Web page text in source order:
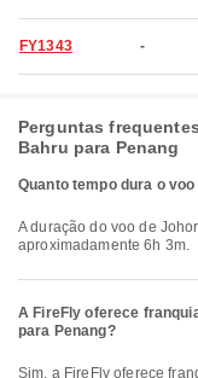
FY1343 -
Perguntas
Bahru para Penang
Quanto tempo dura o
A duração do voo de Johor Bahru para Penang com a FireFly é de
aproximadamente 6h 3m.
A FireFly oferece
para Penang?
Sim, a FireFly oferece franquia de bagagem para voos Doméstico &